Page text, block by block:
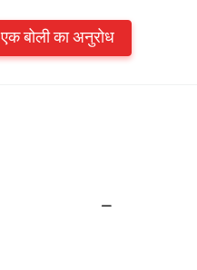
एक बोली का अनुरोध